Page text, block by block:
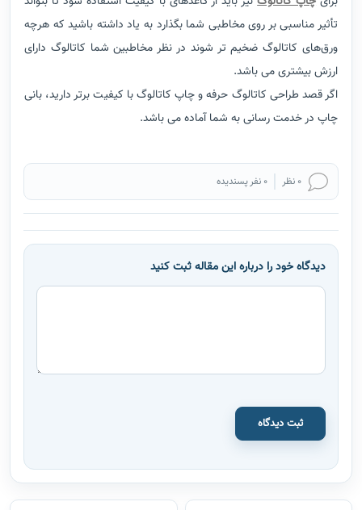
تأثیر مناسبی بر روی مخاطبی شما بگذارد به یاد داشته باشید که هرچه
ورق‌های کاتالوگ ضخیم تر شوند در نظر مخاطبین شما کاتالوگ دارای
ارزش بیشتری می باشد.
اگر قصد طراحی کاتالوگ حرفه و چاپ کاتالوگ با کیفیت برتر دارید، بانی
چاپ در خدمت رسانی به شما آماده می باشد.
0 نظر 0 نفر پسندیده
دیدگاه خود را درباره این مقاله ثبت کنید
ثبت دیدگاه